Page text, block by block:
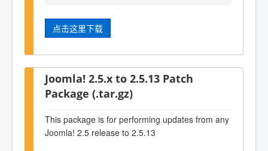
点击这里下载
Joomla! 2.5.x to 2.5.13 Patch
Package (.tar.gz)
This package is for performing updates from any
Joomla! 2.5 release to 2.5.13